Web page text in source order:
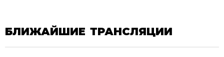
БЛИЖАЙШИЕ ТРАНСЛЯЦИИ